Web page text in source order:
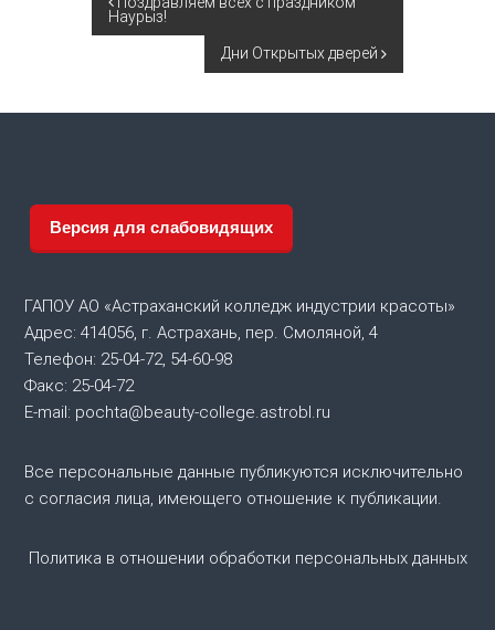
в
г
а
ц
и
я
о
з
Наурыз!
Дни Открытых дверей
Версия для слабовидящих
ГАПОУ АО «Астраханский колледж индустрии красоты»
Адрес: 414056, г. Астрахань, пер. Смоляной, 4
Телефон: 25-04-72, 54-60-98
Факс: 25-04-72
E-mail: pochta@beauty-college.astrobl.ru
Все персональные данные публикуются исключительно
с согласия лица, имеющего отношение к публикации.
Политика в отношении обработки персональных данных